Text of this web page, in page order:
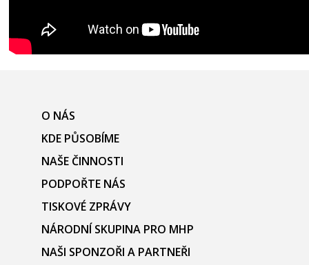
O NÁS
KDE PŮSOBÍME
NAŠE ČINNOSTI
PODPOŘTE NÁS
TISKOVÉ ZPRÁVY
NÁRODNÍ SKUPINA PRO MHP
NAŠI SPONZOŘI A PARTNEŘI